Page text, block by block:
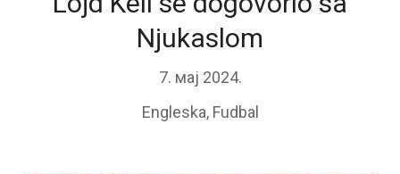
Njukaslom
7. мај 2024.
Engleska, Fudbal